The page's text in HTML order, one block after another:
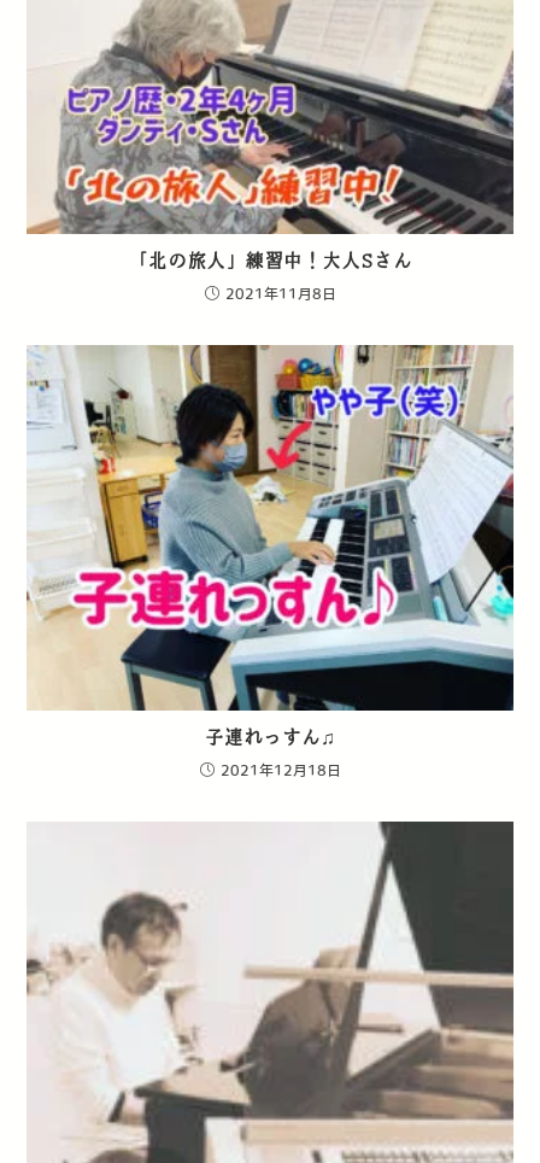
「北の旅人」練習中！大人Sさん
2021年11月8日
子連れっすん♫
2021年12月18日